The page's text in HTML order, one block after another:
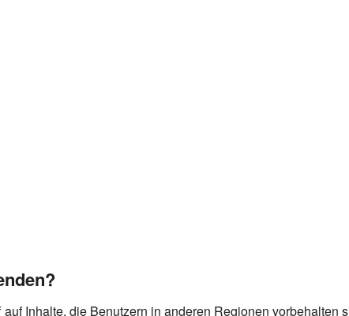
Inhalte, die Benutzern in anderen Regionen vorbehalten